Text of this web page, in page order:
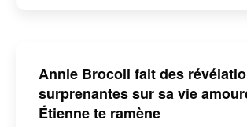
Annie Brocoli fait des
surprenantes sur sa vie
Étienne te ramène